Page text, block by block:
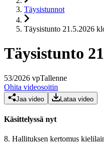
Täysistunnot
Täysistunto 21.5.2026
Täysistunto
53/2026 vpTallenne
Ohita videosoitin
Jaa video Lataa video
Käsittelyssä nyt
8. Hallituksen kertomus